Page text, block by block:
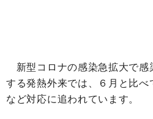
新型コロナの感染急拡大で感
する発熱外来では、６月と比べ
など対応に追われています。